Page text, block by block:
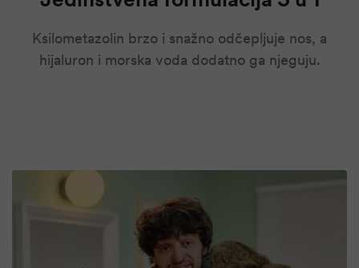
Ksilometazolin brzo i snažno odčepljuje nos, a
hijaluron i morska voda dodatno ga njeguju.